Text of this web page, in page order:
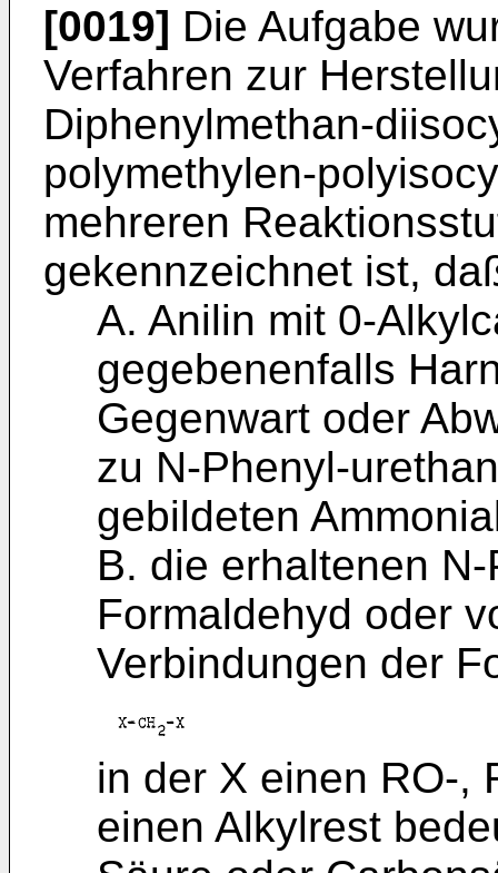
[0019] Die Aufgabe
Verfahren zur
Diphenylmethan-
polymethylen-
mehreren
gekennzeichnet ist,
A. Anilin mit 0-
gegebenenfalls
Gegenwart oder
zu N-Phenyl-
gebildeten
B. die erhaltenen
Formaldehyd oder
Verbindungen der
in der X einen RO-,
einen Alkylrest